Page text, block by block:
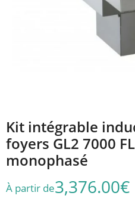
Kit intégrable
foyers GL2 7000
monophasé
À partir de3,376.00€